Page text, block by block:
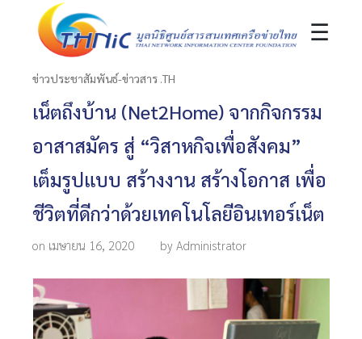
☰
ข่าวประชาสัมพันธ์-ข่าวสาร .TH
เน็ตถึงบ้าน (Net2Home) จากกิจกรรม
อาสาสมัคร สู่ “วิสาหกิจเพื่อสังคม”
เต็มรูปแบบ สร้างงาน สร้างโอกาส เพื่อ
ชีวิตที่ดีกว่าด้วยเทคโนโลยีอินเทอร์เน็ต
on เมษายน 16, 2020 by Administrator